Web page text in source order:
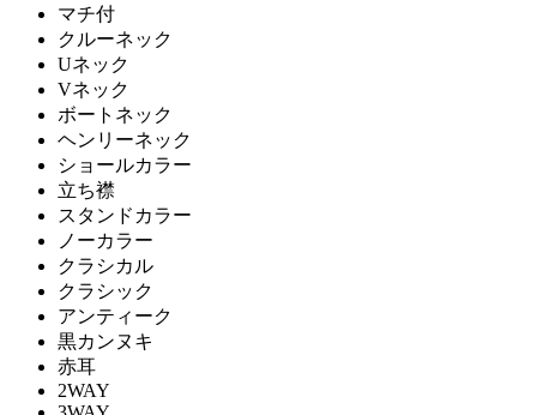
マチ付
クルーネック
Uネック
Vネック
ボートネック
ヘンリーネック
ショールカラー
立ち襟
スタンドカラー
ノーカラー
クラシカル
クラシック
アンティーク
黒カンヌキ
赤耳
2WAY